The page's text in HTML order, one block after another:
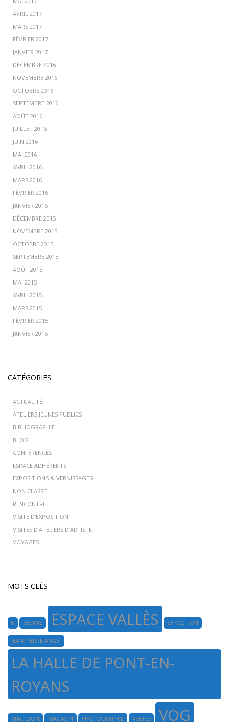
AVRIL 2017
MARS 2017
FÉVRIER 2017
JANVIER 2017
DÉCEMBRE 2016
NOVEMBRE 2016
OCTOBRE 2016
SEPTEMBRE 2016
AOÛT 2016
JUILLET 2016
JUIN 2016
MAI 2016
AVRIL 2016
MARS 2016
FÉVRIER 2016
JANVIER 2016
DÉCEMBRE 2015
NOVEMBRE 2015
OCTOBRE 2015
SEPTEMBRE 2015
AOÛT 2015
MAI 2015
AVRIL 2015
MARS 2015
FÉVRIER 2015
JANVIER 2015
CATÉGORIES
ACTUALITÉ
ATELIERS JEUNES PUBLICS
BIBLIOGRAPHIE
BLOG
CONFÉRENCES
ESPACE ADHÉRENTS
EXPOSITIONS & VERNISSAGES
NON CLASSÉ
RENCONTRE
VISITE D'EXPOSITION
VISITES D’ATELIERS D’ARTISTE
VOYAGES
MOTS CLÉS
8 BIENNE ESPACE VALLÈS EXPOSITION
JEAN-PIERRE ANGEI
LA HALLE DE PONT-EN-
ROYANS
MAC LYON MAGASIN PHOTOGRAPHIE VENISE VOG